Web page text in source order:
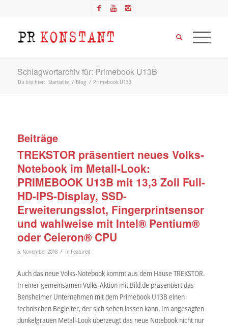
Schlagwortarchiv für: Primebook U13B
Du bist hier: Startseite / Blog / Primebook U13B
Beiträge
TREKSTOR präsentiert neues Volks-
Notebook im Metall-Look:
PRIMEBOOK U13B mit 13,3 Zoll Full-
HD-IPS-Display, SSD-
Erweiterungsslot, Fingerprintsensor
und wahlweise mit Intel® Pentium®
oder Celeron® CPU
6. November 2018 / in Featured
Auch das neue Volks-Notebook kommt aus dem Hause TREKSTOR.
In einer gemeinsamen Volks-Aktion mit Bild.de präsentiert das
Bensheimer Unternehmen mit dem Primebook U13B einen
technischen Begleiter, der sich sehen lassen kann. Im angesagten
dunkelgrauen Metall-Look überzeugt das neue Notebook nicht nur